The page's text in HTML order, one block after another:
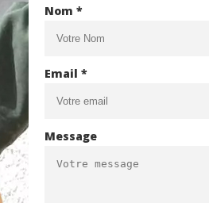
Nom *
Email *
Message